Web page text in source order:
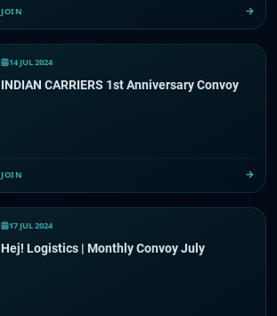
JOIN
14 JUL 2024
INDIAN CARRIERS 1st Anniversary Convoy
JOIN
17 JUL 2024
Hej! Logistics | Monthly Convoy July